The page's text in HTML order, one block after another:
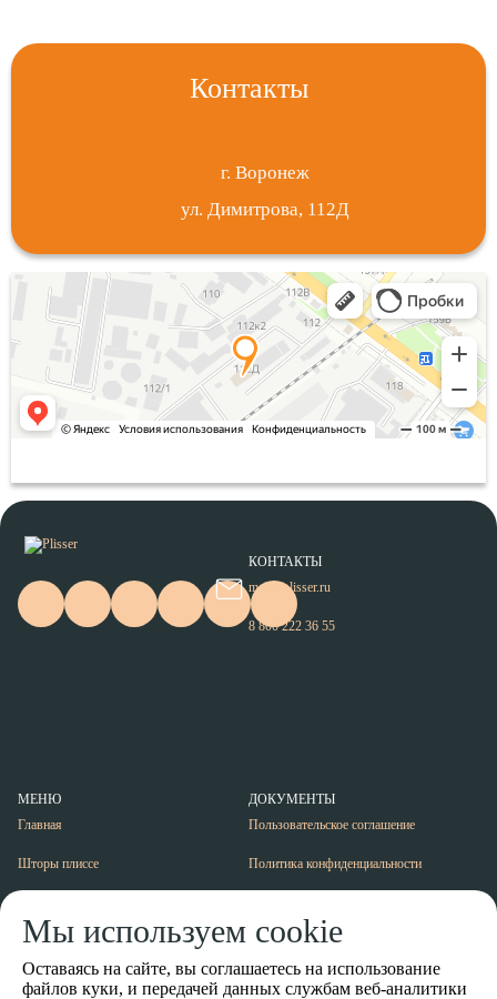
Контакты
г. Воронеж
ул. Димитрова, 112Д
МЕНЮ
Главная
Шторы плиссе
Москитные сетки
Информация
ДОКУМЕНТЫ
Пользовательское соглашение
Политика конфиденциальности
КОНТАКТЫ
mail@plisser.ru
8 800 222 36 55
Мы используем cookie
Оставаясь на сайте, вы соглашаетесь на использование
файлов куки, и передачей данных службам веб-аналитики